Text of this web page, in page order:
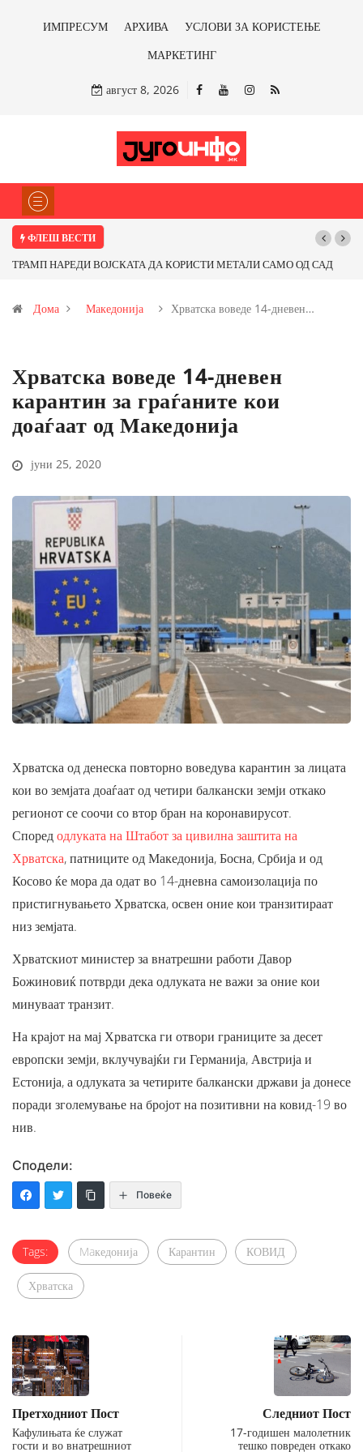
ИМПРЕСУМ АРХИВА
УСЛОВИ ЗА КОРИСТЕЊЕ
МАРКЕТИНГ
август 8, 2026
ФЛЕШ ВЕСТИ
НАРЕДИ ВОЈСКАТА ДА КОРИСТИ МЕТАЛИ САМО ОД САД
и со антимонот?
Дома Македонија Хрватска воведе 14-дневен…
Хрватска воведе 14-дневен
карантин за граѓаните кои
доаѓаат од Македонија
јуни 25, 2020
Хрватска од денеска повторно воведува карантин за лицата
кои во земјата доаѓаат од четири балкански земји откако
регионот се соочи со втор бран на коронавирусот.
Споредодлуката на Штабот за цивилна заштита на
Хрватска, патниците од Македонија, Босна, Србија и од
Косово ќе мора да одат во 14-дневна самоизолација по
пристигнувањето Хрватска, освен оние кои транзитираат
низ земјата.
Хрватскиот министер за внатрешни работи Давор
Божиновиќ потврди дека одлуката не важи за оние кои
минуваат транзит.
На крајот на мај Хрватска ги отвори границите за десет
европски земји, вклучувајќи ги Германија, Австрија и
Естонија, а одлуката за четирите балкански држави ја донесе
поради зголемување на бројот на позитивни на ковид-19 во
нив.
Сподели:
Повеќе
Tags: Maкедонија Карантин КОВИД
Хрватска
Претходниот Пост
Кафулињата ќе служат
гости и во внатрешниот
Следниот Пост
17-годишен малолетник
тешко повреден откако